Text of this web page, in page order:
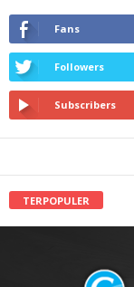
Fans
Followers
Subscribers
TERPOPULER